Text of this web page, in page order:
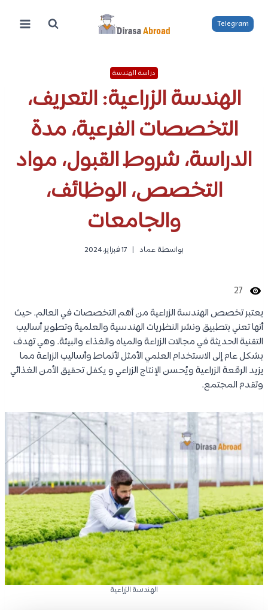
المحتوى
Telegram
دراسة الهندسة
الهندسة الزراعية: التعريف،
التخصصات الفرعية، مدة
الدراسة، شروط القبول، مواد
التخصص، الوظائف،
والجامعات
بواسطة عماد 17 فبراير، 2024
27
يعتبر تخصص الهندسة الزراعية من أهم التخصصات في العالم. حيث
أنها تعني بتطبيق ونشر النظريات الهندسية والعلمية وتطوير أساليب
التقنية الحديثة في مجالات الزراعة والمياه والغذاء والبيئة. وهي تهدف
بشكل عام إلى الاستخدام العلمي الأمثل لأنماط وأساليب الزراعة مما
يزيد الرقعة الزراعية ويُحسن الإنتاج الزراعي و يكفل تحقيق الأمن الغذائي
وتقدم المجتمع.
الهندسة الزراعية